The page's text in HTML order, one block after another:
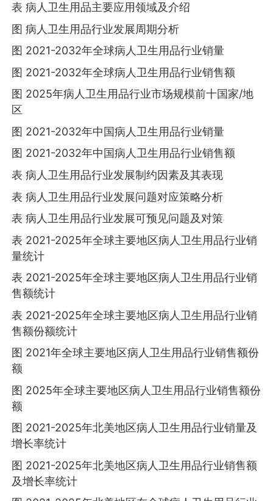
表 病人卫生用品主要应用领域及介绍
图 病人卫生用品行业发展周期分析
图 2021-2032年全球病人卫生用品行业销量
图 2021-2032年全球病人卫生用品行业销售额
图 2025年病人卫生用品行业市场规模前十国家/地
区
图 2021-2032年中国病人卫生用品行业销量
图 2021-2032年中国病人卫生用品行业销售额
表 病人卫生用品行业发展制约因素及其表现
表 病人卫生用品行业发展问题对应策略分析
表 病人卫生用品行业发展可预见问题及对策
表 2021-2025年全球主要地区病人卫生用品行业销
量统计
表 2021-2025年全球主要地区病人卫生用品行业销
售额统计
表 2021-2025年全球主要地区病人卫生用品行业销
售额份额统计
图 2021年全球主要地区病人卫生用品行业销售额份
额
图 2025年全球主要地区病人卫生用品行业销售额份
额
图 2021-2025年北美地区病人卫生用品行业销量及
增长率统计
图 2021-2025年北美地区病人卫生用品行业销售额
及增长率统计